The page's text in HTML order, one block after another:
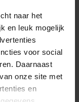
naar het
en leuk mogelijk
voor social
Daarnaast
onze site met
en
s
p
r
o
n
k
e
l
i
e
r
BRAIDED
RR-
S-M AR…
werkdag